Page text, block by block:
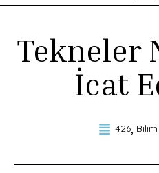
Tekneler
İcat
426